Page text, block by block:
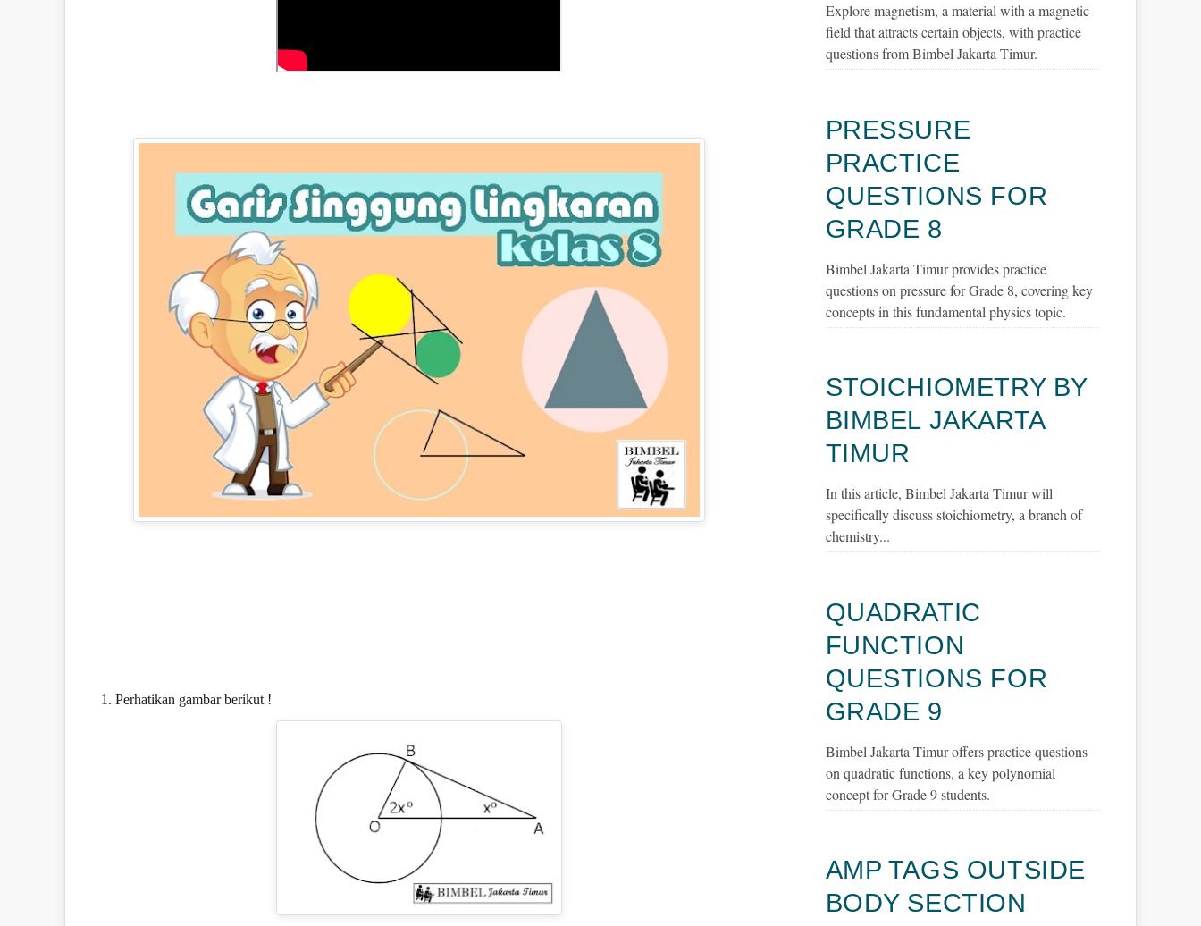
1. Perhatikan gambar berikut !
Explore magnetism, a material with a magnetic
field that attracts certain objects, with practice
questions from Bimbel Jakarta Timur.
PRESSURE
PRACTICE
QUESTIONS FOR
GRADE 8
Bimbel Jakarta Timur provides practice
questions on pressure for Grade 8, covering key
concepts in this fundamental physics topic.
STOICHIOMETRY BY
BIMBEL JAKARTA
TIMUR
In this article, Bimbel Jakarta Timur will
specifically discuss stoichiometry, a branch of
chemistry...
QUADRATIC
FUNCTION
QUESTIONS FOR
GRADE 9
Bimbel Jakarta Timur offers practice questions
on quadratic functions, a key polynomial
concept for Grade 9 students.
AMP TAGS OUTSIDE
BODY SECTION